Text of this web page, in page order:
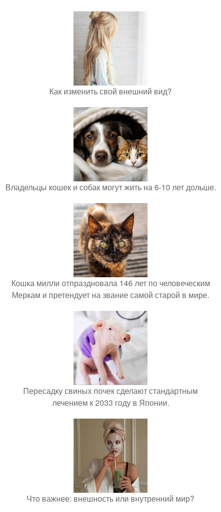
Как изменить свой внешний вид?
Владельцы кошек и собак могут жить на 6-10 лет дольше.
Кошка милли отпраздновала 146 лет по человеческим
Меркам и претендует на звание самой старой в мире.
Пересадку свиных почек сделают стандартным
лечением к 2033 году в Японии.
Что важнее: внешность или внутренний мир?